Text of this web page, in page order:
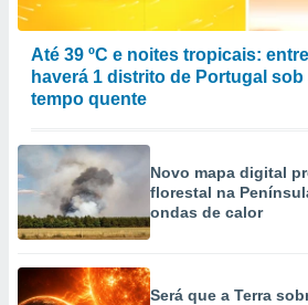
Até 39 ºC e noites tropicais:
haverá 1 distrito de Portugal
tempo quente
Novo mapa digital
florestal na
ondas de calor
Será que a Terra